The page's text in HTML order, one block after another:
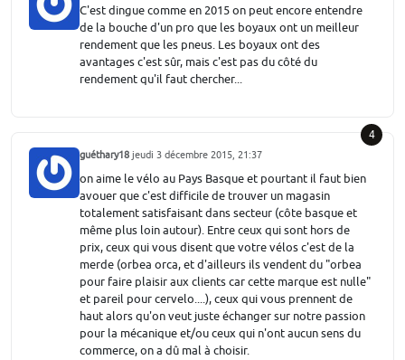
C'est dingue comme en 2015 on peut encore entendre
de la bouche d'un pro que les boyaux ont un meilleur
rendement que les pneus. Les boyaux ont des
avantages c'est sûr, mais c'est pas du côté du
rendement qu'il faut chercher...
4
guéthary18 jeudi 3 décembre 2015, 21:37
on aime le vélo au Pays Basque et pourtant il faut bien
avouer que c'est difficile de trouver un magasin
totalement satisfaisant dans secteur (côte basque et
même plus loin autour). Entre ceux qui sont hors de
prix, ceux qui vous disent que votre vélos c'est de la
merde (orbea orca, et d'ailleurs ils vendent du "orbea
pour faire plaisir aux clients car cette marque est nulle"
et pareil pour cervelo....), ceux qui vous prennent de
haut alors qu'on veut juste échanger sur notre passion
pour la mécanique et/ou ceux qui n'ont aucun sens du
commerce, on a dû mal à choisir.